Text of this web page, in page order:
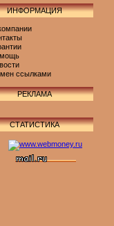
ИНФОРМАЦИЯ
ссылками
РЕКЛАМА
СТАТИСТИКА